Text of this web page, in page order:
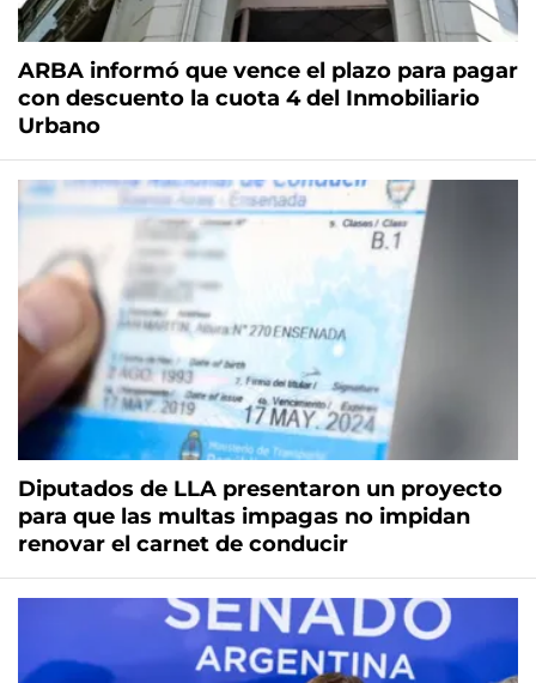
ARBA informó que vence el plazo para pagar
con descuento la cuota 4 del Inmobiliario
Urbano
Diputados de LLA presentaron un proyecto
para que las multas impagas no impidan
renovar el carnet de conducir